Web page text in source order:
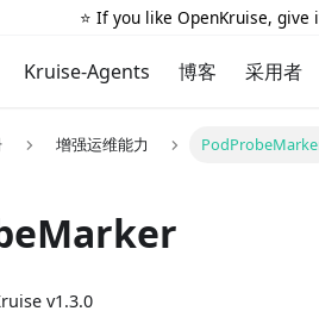
⭐️ If you like OpenKruise, give
Kruise-Agents 博客 采用者
增强运维能力
v1.3.0